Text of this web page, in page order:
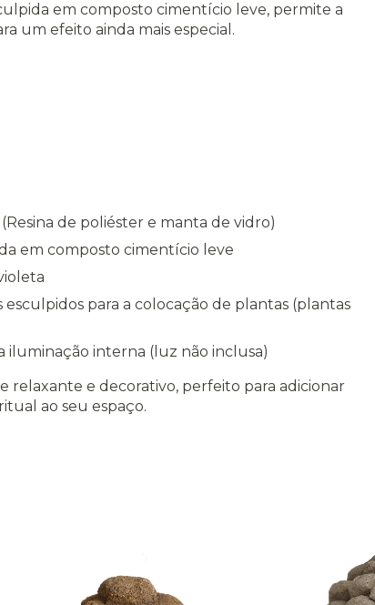
em composto cimentício leve, permite a
um efeito ainda mais especial.
de poliéster e manta de vidro)
em composto cimentício leve
esculpidos para a colocação de plantas (plantas
iluminação interna (luz não inclusa)
relaxante e decorativo, perfeito para adicionar
ao seu espaço.